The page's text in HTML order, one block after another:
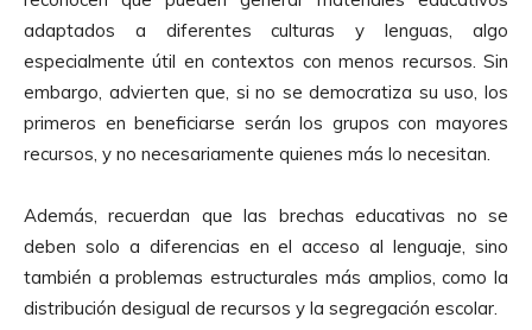
adaptados a diferentes culturas y lenguas, algo
especialmente útil en contextos con menos recursos. Sin
embargo, advierten que, si no se democratiza su uso, los
primeros en beneficiarse serán los grupos con mayores
recursos, y no necesariamente quienes más lo necesitan.
Además, recuerdan que las brechas educativas no se
deben solo a diferencias en el acceso al lenguaje, sino
también a problemas estructurales más amplios, como la
distribución desigual de recursos y la segregación escolar.